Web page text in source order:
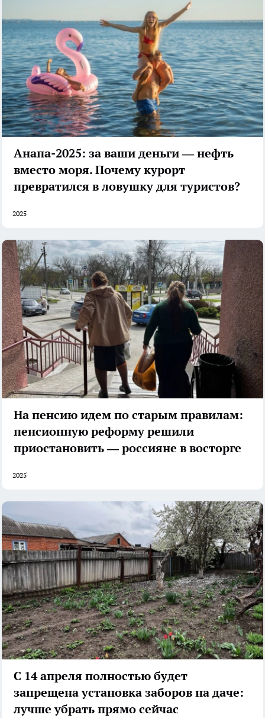
Анапа-2025: за ваши деньги — нефть
вместо моря. Почему курорт
превратился в ловушку для туристов?
2025
На пенсию идем по старым правилам:
пенсионную реформу решили
приостановить — россияне в восторге
2025
С 14 апреля полностью будет
запрещена установка заборов на даче:
лучше убрать прямо сейчас